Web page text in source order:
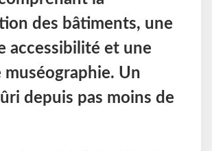
des bâtiments, une
accessibilité et une
muséographie. Un
depuis pas moins de